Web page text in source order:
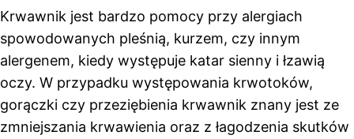
Krwawnik jest bardzo pomocy przy alergiach
spowodowanych pleśnią, kurzem, czy innym
alergenem, kiedy występuje katar sienny i łzawią
oczy. W przypadku występowania krwotoków,
gorączki czy przeziębienia krwawnik znany jest ze
zmniejszania krwawienia oraz z łagodzenia skutków